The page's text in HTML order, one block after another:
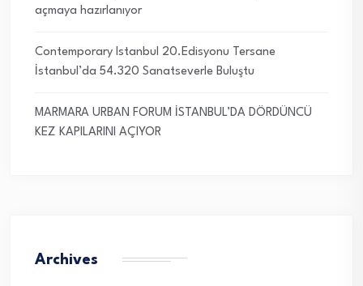
açmaya hazırlanıyor
Contemporary Istanbul 20.Edisyonu Tersane
İstanbul’da 54.320 Sanatseverle Buluştu
MARMARA URBAN FORUM İSTANBUL’DA DÖRDÜNCÜ
KEZ KAPILARINI AÇIYOR
Archives